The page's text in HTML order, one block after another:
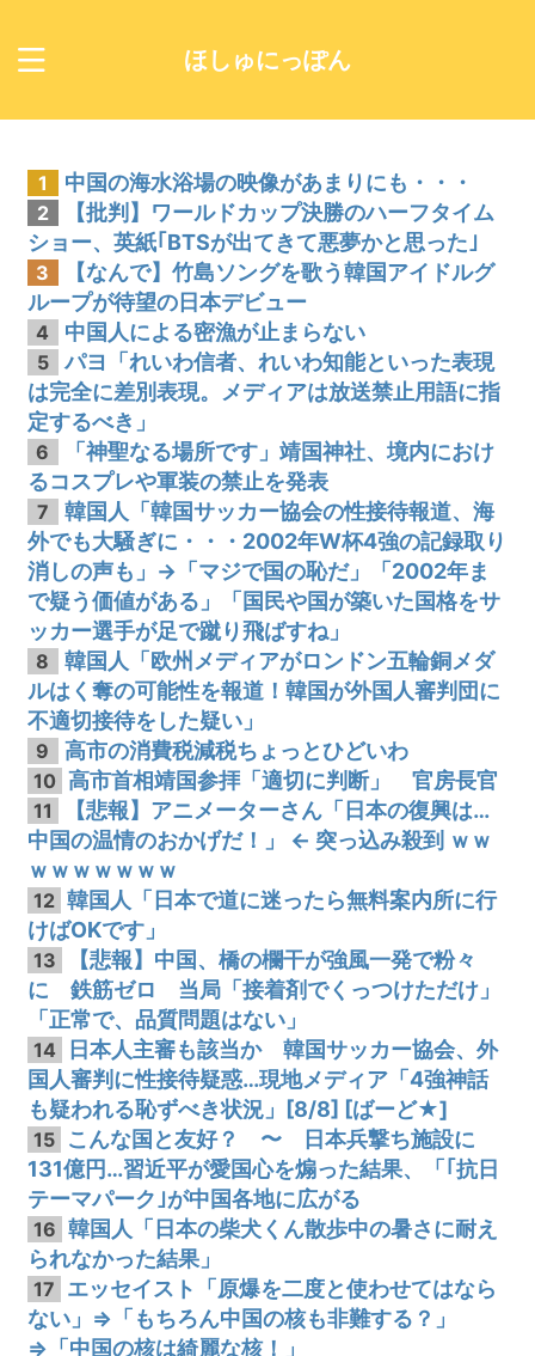
ほしゅにっぽん
1 中国の海水浴場の映像があまりにも・・・
2
【批判】ワールドカップ決勝のハーフタイム
ショー、英紙｢BTSが出てきて悪夢かと思った｣
3
【なんで】竹島ソングを歌う韓国アイドルグ
ループが待望の日本デビュー
4 中国人による密漁が止まらない
5
パヨ「れいわ信者、れいわ知能といった表現
は完全に差別表現。メディアは放送禁止用語に指
定するべき」
6
「神聖なる場所です」靖国神社、境内におけ
るコスプレや軍装の禁止を発表
7
韓国人「韓国サッカー協会の性接待報道、海
外でも大騒ぎに・・・2002年W杯4強の記録取り
消しの声も」→「マジで国の恥だ」「2002年ま
で疑う価値がある」「国民や国が築いた国格をサ
ッカー選手が足で蹴り飛ばすね」
8
韓国人「欧州メディアがロンドン五輪銅メダ
ルはく奪の可能性を報道！韓国が外国人審判団に
不適切接待をした疑い」
9 高市の消費税減税ちょっとひどいわ
10 高市首相靖国参拝「適切に判断」 官房長官
11
【悲報】アニメーターさん「日本の復興は…
中国の温情のおかげだ！」 ← 突っ込み殺到 ｗｗ
ｗｗｗｗｗｗｗ
12 韓国人「日本で道に迷ったら無料案内所に行
けばOKです」
13
【悲報】中国、橋の欄干が強風一発で粉々
に 鉄筋ゼロ 当局「接着剤でくっつけただけ」
「正常で、品質問題はない」
14
日本人主審も該当か 韓国サッカー協会、外
国人審判に性接待疑惑…現地メディア「4強神話
も疑われる恥ずべき状況」[8/8] [ばーど★]
15
こんな国と友好？ 〜 日本兵撃ち施設に
131億円…習近平が愛国心を煽った結果、「｢抗日
テーマパーク｣が中国各地に広がる
16 韓国人「日本の柴犬くん散歩中の暑さに耐え
られなかった結果」
17 エッセイスト「原爆を二度と使わせてはなら
ない」⇒「もちろん中国の核も非難する？」
⇒「中国の核は綺麗な核！」